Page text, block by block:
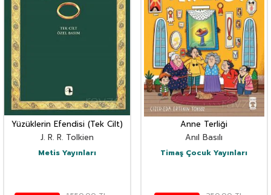
Yüzüklerin Efendisi (Tek Cilt)
J. R. R. Tolkien
Metis Yayınları
Anne Terliği
Anıl Basılı
Timaş Çocuk Yayınları